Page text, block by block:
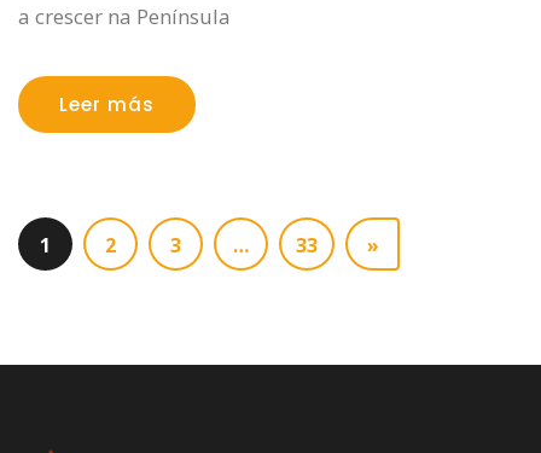
a crescer na Península
Leer más
1 2 3 … 33 »